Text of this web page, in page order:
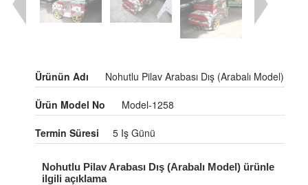
Ürünün Adı Nohutlu Pilav Arabası Dış (Arabalı Model)
Ürün Model No Model-1258
Termin Süresi 5 Iş Günü
Nohutlu Pilav Arabası Dış (Arabalı Model) ürünle
ilgili açıklama